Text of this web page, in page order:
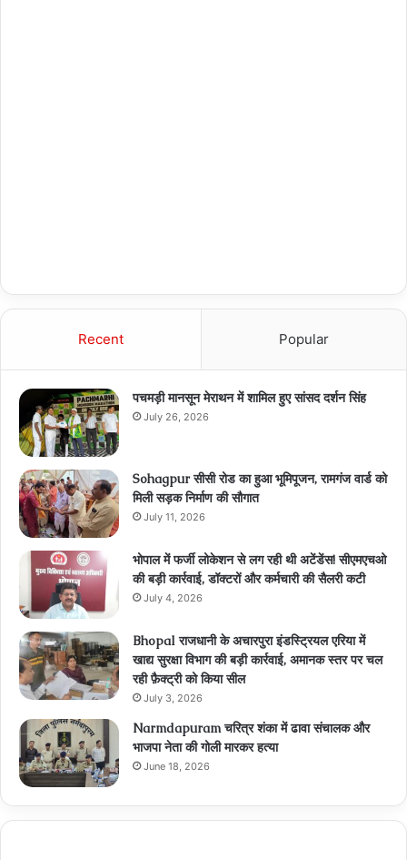
Recent Popular
पचमड़ी मानसून मेराथन में शामिल हुए सांसद दर्शन सिंह
July 26, 2026
Sohagpur सीसी रोड का हुआ भूमिपूजन, रामगंज वार्ड को
मिली सड़क निर्माण की सौगात
July 11, 2026
भोपाल में फर्जी लोकेशन से लग रही थी अटेंडेंस! सीएमएचओ
की बड़ी कार्रवाई, डॉक्टरों और कर्मचारी की सैलरी कटी
July 4, 2026
Bhopal राजधानी के अचारपुरा इंडस्ट्रियल एरिया में
खाद्य सुरक्षा विभाग की बड़ी कार्रवाई, अमानक स्तर पर चल
रही फ़ैक्ट्री को किया सील
July 3, 2026
Narmdapuram चरित्र शंका में ढावा संचालक और
भाजपा नेता की गोली मारकर हत्या
June 18, 2026